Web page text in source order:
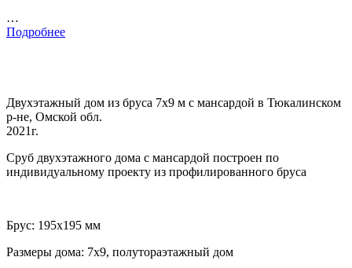
…
Подробнее
Двухэтажный дом из бруса 7х9 м с мансардой в Тюкалинском
р-не, Омской обл.
2021г.
Сруб двухэтажного дома с мансардой построен по
индивидуальному проекту из профилированного бруса
Брус: 195х195 мм
Размеры дома: 7х9, полутораэтажный дом